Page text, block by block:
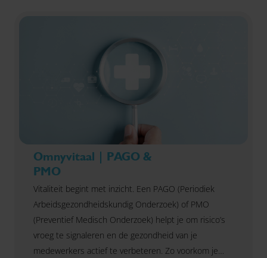
Omnyvitaal | PAGO &
PMO
Vitaliteit begint met inzicht. Een PAGO (Periodiek
Arbeidsgezondheidskundig Onderzoek) of PMO
(Preventief Medisch Onderzoek) helpt je om risico’s
vroeg te signaleren en de gezondheid van je
medewerkers actief te verbeteren. Zo voorkom je